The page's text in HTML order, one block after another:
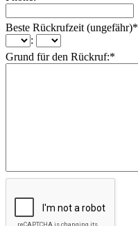
Beste Rückrufzeit (ungefähr)*
:
Grund für den Rückruf:*